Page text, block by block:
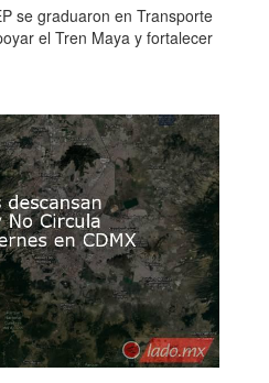
se graduaron en Transporte
el Tren Maya y fortalecer